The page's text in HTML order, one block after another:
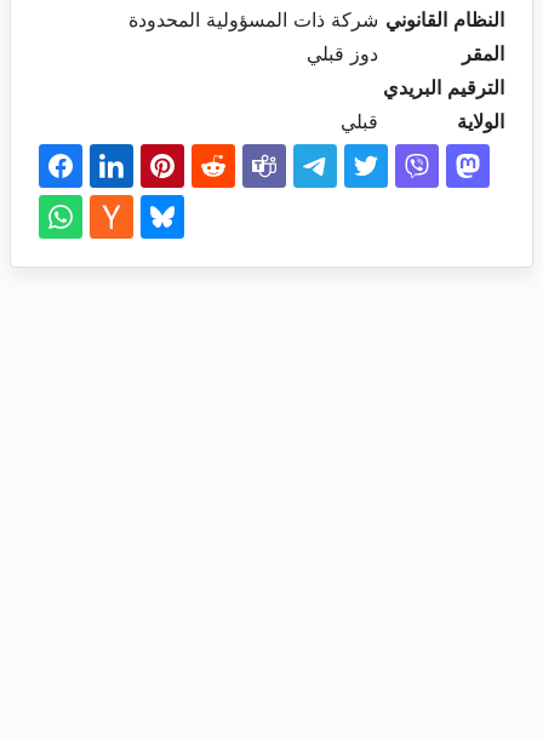
النظام القانوني شركة ذات المسؤولية المحدودة
المقر
دوز قبلي
الترقيم البريدي
الولاية
قبلي